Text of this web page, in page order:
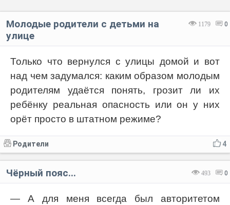
1179 0
Молодые родители с детьми на
улице
Только что вернулся с улицы домой и вот
над чем задумался: каким образом молодым
родителям удаётся понять, грозит ли их
ребёнку реальная опасность или он у них
орёт просто в штатном режиме?
4
Родители
493 0
Чёрный пояс...
— А для меня всегда был авторитетом